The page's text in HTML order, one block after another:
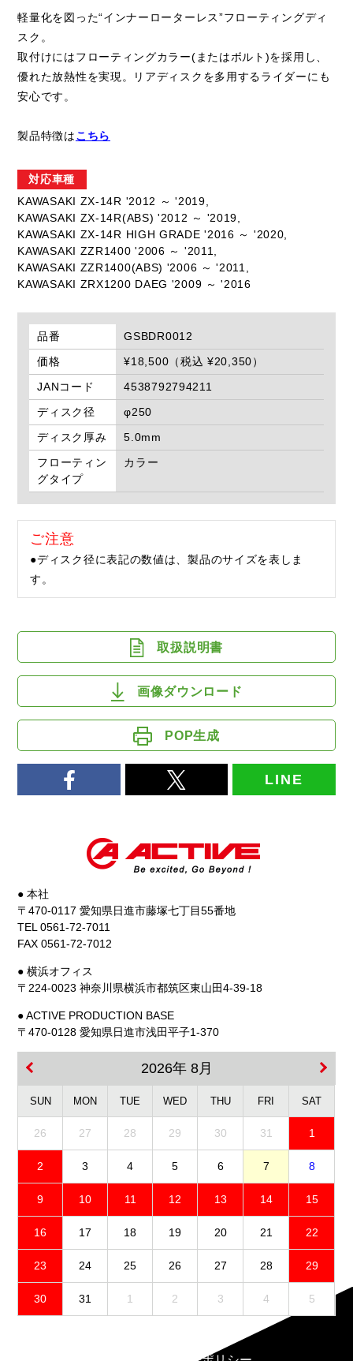
軽量化を図った“インナーローターレス”フローティングディ
スク。
取付けにはフローティングカラー(またはボルト)を採用し、
優れた放熱性を実現。リアディスクを多用するライダーにも
安心です。
製品特徴はこちら
対応車種
KAWASAKI ZX-14R '2012 ～ '2019,
KAWASAKI ZX-14R(ABS) '2012 ～ '2019,
KAWASAKI ZX-14R HIGH GRADE '2016 ～ '2020,
KAWASAKI ZZR1400 '2006 ～ '2011,
KAWASAKI ZZR1400(ABS) '2006 ～ '2011,
KAWASAKI ZRX1200 DAEG '2009 ～ '2016
品番
GSBDR0012
価格
¥18,500（税込 ¥20,350）
JANコード
4538792794211
ディスク径
φ250
ディスク厚み
5.0mm
フローティン
グタイプ
カラー
ご注意
●ディスク径に表記の数値は、製品のサイズを表しま
す。
取扱説明書
画像ダウンロード
POP生成
LINE
● 本社
〒470-0117 愛知県日進市藤塚七丁目55番地
TEL 0561-72-7011
FAX 0561-72-7012
● 横浜オフィス
〒224-0023 神奈川県横浜市都筑区東山田4-39-18
● ACTIVE PRODUCTION BASE
〒470-0128 愛知県日進市浅田平子1-370
2026年 8月
SUN MON TUE WED THU FRI SAT
26 27 28 29 30 31 1
2 3 4 5 6 7 8
9 10 11 12 13 14 15
16 17 18 19 20 21 22
23 24 25 26 27 28 29
30 31 1 2 3 4 5